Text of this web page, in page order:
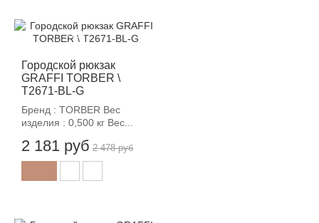
Городской рюкзак
GRAFFI TORBER \
T2671-BL-G
Бренд : TORBER Вес
изделия : 0,500 кг Вес...
2 181 руб
-12%
2 478 руб